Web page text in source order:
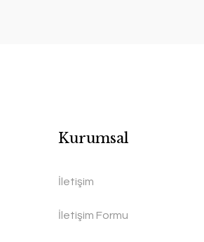
Kurumsal
İletişim
İletişim Formu